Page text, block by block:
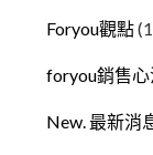
Foryou觀點
foryou銷售心
New. 最新消